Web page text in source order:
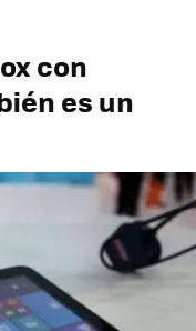
con
es un